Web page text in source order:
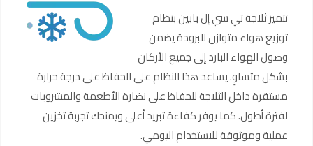
تتميز ثلاجة تي سي إل بابين بنظام
توزيع هواء متوازن للبرودة يضمن
وصول الهواء البارد إلى جميع الأركان
بشكل متساوٍ. يساعد هذا النظام على الحفاظ على درجة حرارة
مستقرة داخل الثلاجة للحفاظ على نضارة الأطعمة والمشروبات
لفترة أطول. كما يوفر كفاءة تبريد أعلى ويمنحك تجربة تخزين
عملية وموثوقة للاستخدام اليومي.